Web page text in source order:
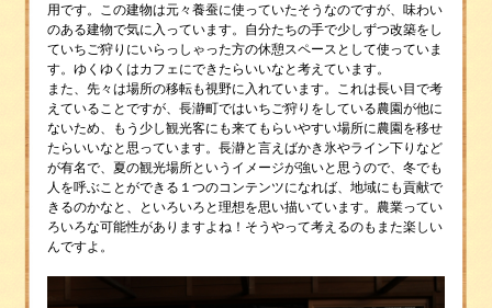
用です。この建物は元々養蚕に使っていたそうなのですが、味わい
のある建物で気に入っています。自分たちの手で少しずつ改築をし
ていちご狩りにいらっしゃった方の休憩スペースとして使っていま
す。ゆくゆくはカフェにできたらいいなと考えています。
また、先々は場所の移転も視野に入れています。これは長い目で考
えていることですが、長瀞町ではいちご狩りをしている農園が他に
ないため、もう少し観光客にも来てもらいやすい場所に農園を移せ
たらいいなと思っています。長瀞と言えばかき氷やライン下りなど
が有名で、夏の観光場所というイメージが強いと思うので、冬でも
人を呼ぶことができる１つのコンテンツになれば、地域にも貢献で
きるのかなと、といろいろと理想を思い描いています。農業ってい
ろいろな可能性がありますよね！そうやって考えるのもまた楽しい
んですよ。